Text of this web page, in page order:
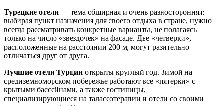
Турецкие отели — тема обширная и очень разносторонняя:
выбирая пункт назначения для своего отдыха в стране, нужно
всегда рассматривать конкретные варианты, не полагаясь
только на число «звездочек» на фасаде. Две «четверки»,
расположенные на расстоянии 200 м, могут разительно
отличаться друг от друга.
Лучшие отели Турции открыты круглый год. Зимой на
средиземноморском побережье работают все «пятерки» с
крытыми бассейнами, а также гостиницы,
специализирующиеся на талассотерапии и отели со своими